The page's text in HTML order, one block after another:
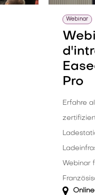
Webinar
Pro
Erfahre
Webinar